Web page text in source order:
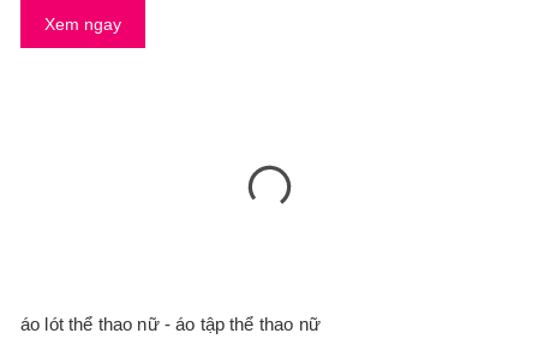
Xem ngay
áo lót thể thao nữ - áo tập thể thao nữ